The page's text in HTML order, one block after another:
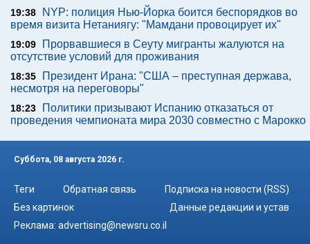
19:38
NYP: полиция Нью-Йорка боится беспорядков во
время визита Нетаниягу: "Мамдани провоцирует их"
19:09
Прорвавшиеся в Сеуту мигранты жалуются на
отсутствие условий для проживания
18:35
Президент Ирана: "США – преступная держава,
несмотря на переговоры"
18:23
Политики призывают Испанию отказаться от
проведения чемпионата мира 2030 совместно с Марокко
Суббота, 08 августа 2026 г.
Теги Обратная связь
Подписка на новости (RSS)
Без картинок
Данные редакции и устав
Реклама: advertising@newsru.co.il